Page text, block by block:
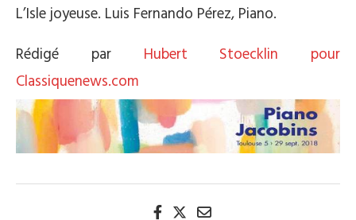
L’Isle joyeuse. Luis Fernando Pérez, Piano.
Rédigé par Hubert Stoecklin pour
Classiquenews.com